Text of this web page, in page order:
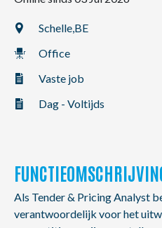
Schelle,BE
Office
Vaste job
Dag - Voltijds
Als Tender & Pricing Analyst
verantwoordelijk voor het